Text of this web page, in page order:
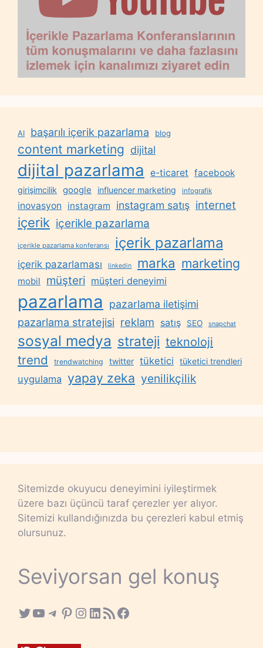
AI başarılı içerik pazarlama blog
content marketing dijital
dijital pazarlama e-ticaret facebook
girişimcilik google influencer marketing infografik
inovasyon instagram instagram satış internet
içerik içerikle pazarlama
içerikle pazarlama konferansı içerik pazarlama
içerik pazarlaması linkedin marka marketing
mobil müşteri müşteri deneyimi
pazarlama
pazarlama iletişimi
pazarlama stratejisi reklam satış SEO snapchat
sosyal medya strateji teknoloji
trend trendwatching twitter tüketici tüketici trendleri
uygulama yapay zeka yenilikçilik
Sitemizde okuyucu deneyimini iyileştirmek
üzere bazı üçüncü taraf çerezler yer alıyor.
Sitemizi kullandığınızda bu çerezleri kabul etmiş
olursunuz.
Seviyorsan gel konuş
Twitter
YouTube
Telegram
Pinterest
Instagram
LinkedIn
RSS FeedFacebook